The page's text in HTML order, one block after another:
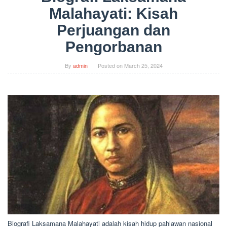
Malahayati: Kisah
Perjuangan dan
Pengorbanan
By admin Posted on March 25, 2024
Biografi Laksamana Malahayati adalah kisah hidup pahlawan nasional